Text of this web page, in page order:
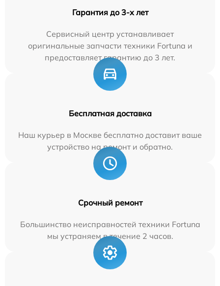
Гарантия до 3-х лет
Сервисный центр устанавливает
оригинальные запчасти техники Fortuna и
предоставляет гарантию до 3 лет.
Бесплатная доставка
Наш курьер в Москве бесплатно доставит ваше
устройство на ремонт и обратно.
Срочный ремонт
Большинство неисправностей техники Fortuna
мы устраняем в течение 2 часов.